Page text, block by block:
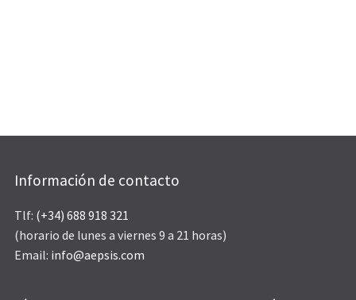
Información de contacto
Tlf: (+34) 688 918 321
(horario de lunes a viernes 9 a 21 horas)
Email: info@aepsis.com